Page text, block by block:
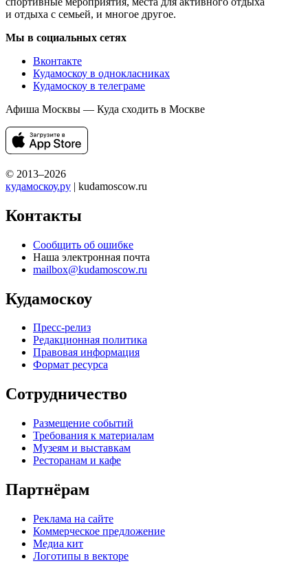
и отдыха с семьей, и многое другое.
Мы в социальных сетях
Вконтакте
Кудамоскоу в однокласниках
Кудамоскоу в телеграме
Афиша Москвы — Куда сходить в Москве
© 2013–2026
кудамоскоу.ру | kudamoscow.ru
Контакты
Сообщить об ошибке
Наша электронная почта
mailbox@kudamoscow.ru
Кудамоскоу
Пресс-релиз
Редакционная политика
Правовая информация
Формат ресурса
Сотрудничество
Размещение событий
Требования к материалам
Музеям и выставкам
Ресторанам и кафе
Партнёрам
Реклама на сайте
Коммерческое предложение
Медиа кит
Логотипы в векторе